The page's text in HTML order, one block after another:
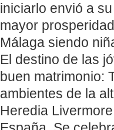
iniciarlo envió a
mayor
Málaga siendo
El destino de las
buen matrimonio:
ambientes de la
Heredia